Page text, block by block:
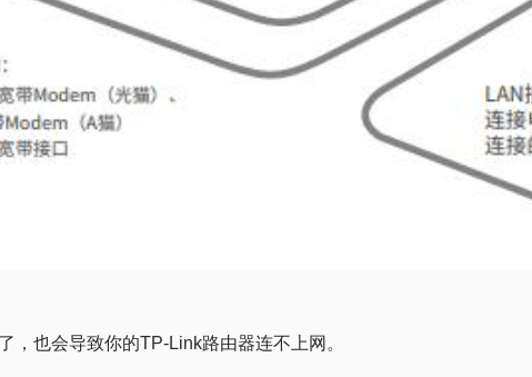
，也会导致你的TP-Link路由器连不上网。